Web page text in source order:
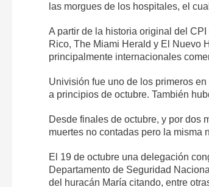
las morgues de los hospitales, el
A partir de la historia original del
Rico, The Miami Herald y El Nuevo
principalmente internacionales
Univisión fue uno de los primeros
a principios de octubre. También
Desde finales de octubre, y por dos
muertes no contadas pero la misma
El 19 de octubre una delegación
Departamento de Seguridad
del huracán María citando, entre